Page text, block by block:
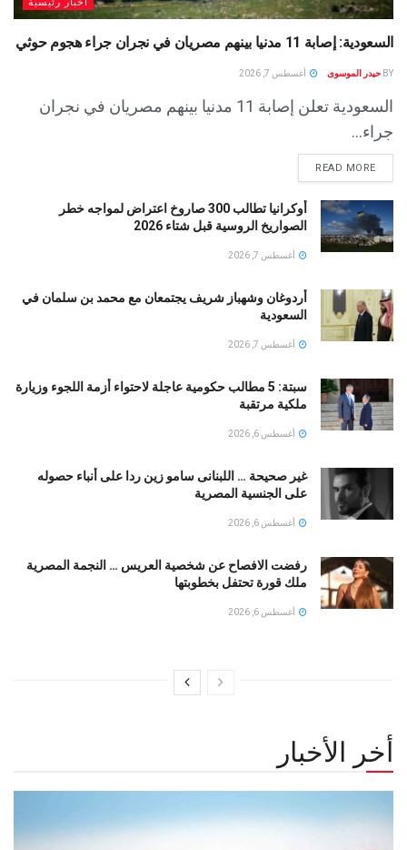
السعودية: إصابة 11 مدنيا بينهم مصريان في نجران جراء هجوم حوثي
BY حيدر الموسوى أغسطس 7, 2026
السعودية تعلن إصابة 11 مدنيا بينهم مصريان في نجران
جراء...
READ MORE
أوكرانيا تطالب 300 صاروخ اعتراض لمواجه خطر
الصواريخ الروسية قبل شتاء 2026
أغسطس 7, 2026
أردوغان وشهباز شريف يجتمعان مع محمد بن سلمان في
السعودية
أغسطس 7, 2026
سبتة: 5 مطالب حكومية عاجلة لاحتواء أزمة اللجوء وزيارة
ملكية مرتقبة
أغسطس 6, 2026
غير صحيحة … اللبنانى سامو زين ردا على أنباء حصوله
على الجنسية المصرية
أغسطس 6, 2026
رفضت الافصاح عن شخصية العريس … النجمة المصرية
ملك قورة تحتفل بخطوبتها
أغسطس 6, 2026
أخر الأخبار